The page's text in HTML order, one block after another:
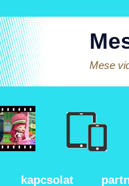
Mese
kapcsolat